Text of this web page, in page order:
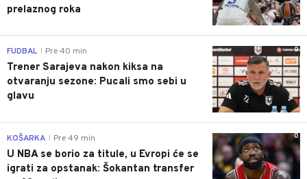
prelaznog roka
0
FUDBAL Pre 40 min
Trener Sarajeva nakon kiksa na
otvaranju sezone: Pucali smo sebi u
glavu
0
KOŠARKA Pre 49 min
U NBA se borio za titule, u Evropi će se
igrati za opstanak: Šokantan transfer